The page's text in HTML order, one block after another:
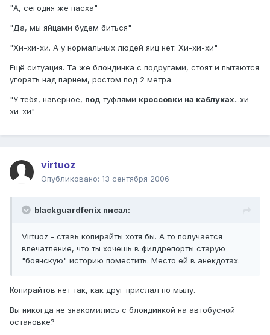
"А, сегодня же пасха"
"Да, мы яйцами будем биться"
"Хи-хи-хи. А у нормальных людей яиц нет. Хи-хи-хи"
Ещё ситуация. Та же блондинка с подругами, стоят и пытаются
угорать над парнем, ростом под 2 метра.
"У тебя, наверное, под туфлями кроссовки на каблуках...хи-
хи-хи"
virtuoz
Опубликовано: 13 сентября 2006
blackguardfenix писал:
Virtuoz - ставь копирайты хотя бы. А то получается
впечатление, что ты хочешь в филдрепорты старую
"боянскую" историю поместить. Место ей в анекдотах.
Копирайтов нет так, как друг прислал по мылу.
Вы никогда не знакомились с блондинкой на автобусной
остановке?